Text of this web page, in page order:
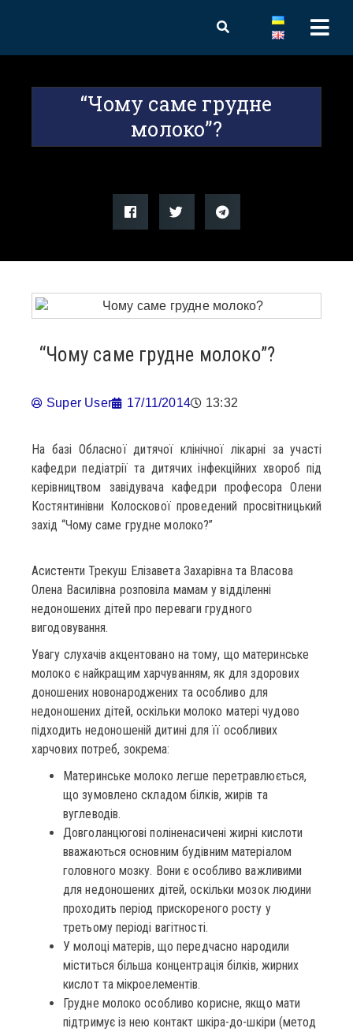
“Чому саме грудне
молоко”?
“Чому саме грудне молоко”?
Super User 17/11/2014 13:32
На базі Обласної дитячої клінічної лікарні за участі
кафедри педіатрії та дитячих інфекційних хвороб під
керівництвом завідувача кафедри професора Олени
Костянтинівни Колоскової проведений просвітницький
захід “Чому саме грудне молоко?”
Асистенти Трекуш Елізавета Захарівна та Власова
Олена Василівна розповіла мамам у відділенні
недоношених дітей про переваги грудного
вигодовування.
Увагу слухачів акцентовано на тому, що материнське
молоко є найкращим харчуванням, як для здорових
доношених новонароджених та особливо для
недоношених дітей, оскільки молоко матері чудово
підходить недоношеній дитині для її особливих
харчових потреб, зокрема:
Материнське молоко легше перетравлюється,
що зумовлено складом білків, жирів та
вуглеводів.
Довголанцюгові поліненасичені жирні кислоти
вважаються основним будівним матеріалом
головного мозку. Вони є особливо важливими
для недоношених дітей, оскільки мозок людини
проходить період прискореного росту у
третьому періоді вагітності.
У молоці матерів, що передчасно народили
міститься більша концентрація білків, жирних
кислот та мікроелементів.
Грудне молоко особливо корисне, якщо мати
підтримує із нею контакт шкіра-до-шкіри (метод